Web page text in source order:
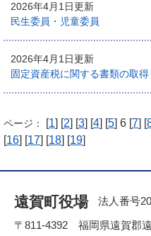
2026年4月1日更新
民生委員・児童委員
2026年4月1日更新
固定資産税に関する書類の取得
ページ： [1] [2] [3] [4] [5] 6 [7] [
[16] [17] [18] [19]
遠賀町役場
法人番号
〒811-4392 福岡県遠賀郡